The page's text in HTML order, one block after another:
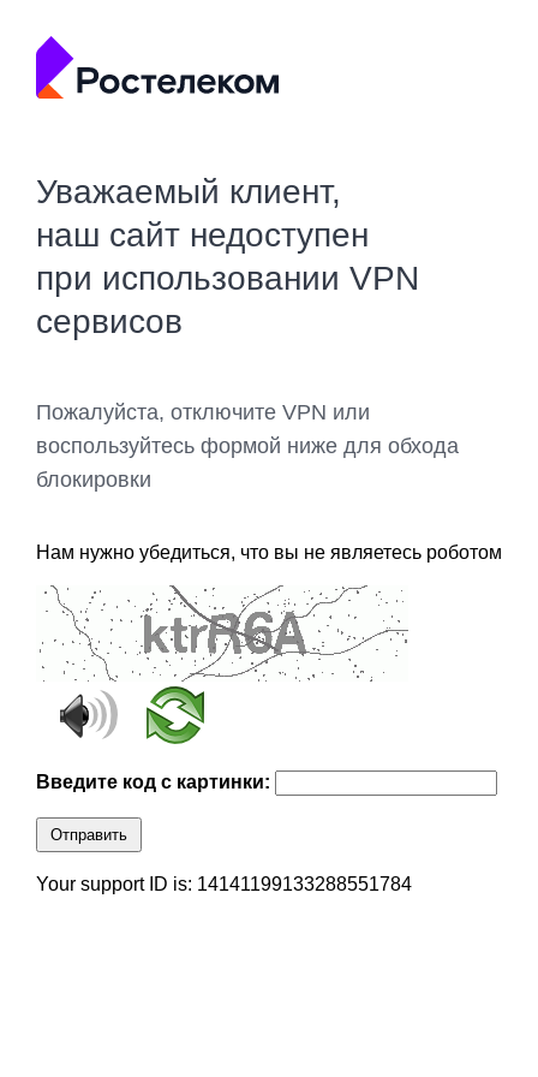
Уважаемый клиент,
наш сайт недоступен
при использовании VPN
сервисов
Пожалуйста, отключите VPN или
воспользуйтесь формой ниже для обхода
блокировки
Нам нужно убедиться, что вы не являетесь роботом
Введите код с картинки:
Отправить
Your support ID is: 14141199133288551784